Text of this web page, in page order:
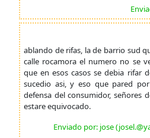
ablando de rifas, la de barrio sud
calle rocamora el numero no se
que en esos casos se debia rifar
sucedio asi, y eso que pared
defensa del consumidor, señores
estare equivocado.
Enviado por: jose